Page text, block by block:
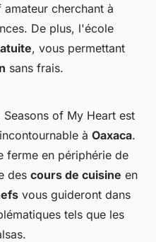
cherchant à
De plus, l'école
, vous permettant
sans frais.
Seasons of My Heart est
à Oaxaca.
ferme en périphérie de
des cours de cuisine en
vous guideront dans
tels que les